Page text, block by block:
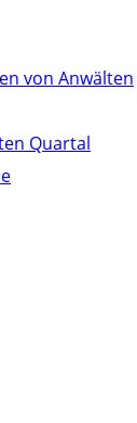
von Anwälten
Quartal